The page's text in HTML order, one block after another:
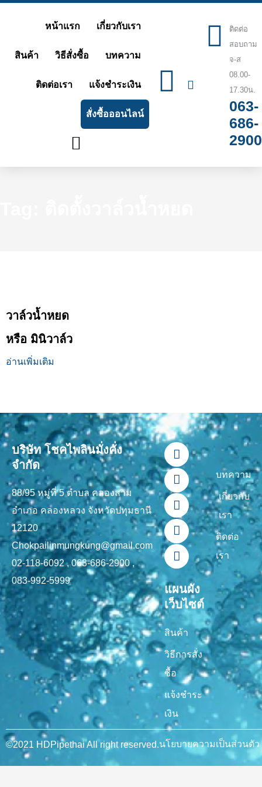
content
หน้าแรก เกี่ยวกับเรา
สินค้า วิธีสั่งซื้อ บทความ
ติดต่อเรา แจ้งชำระเงิน
สั่งซื้อออนไลน์
ติดต่อ
สอบถาม
จ-ส
08.00-
17.30น.
063-
686-
2900
วาล์วน้ำหยด
หรือ มินิวาล์ว
อ่านเพิ่มเติม
บริษัท โชคไพลินมั่งคั่ง
จำกัด
88/95 หมู่ที่ 5 ตำบล คลองสาม
อำเภอ คลองหลวง จังหวัดปทุมธานี
12120
Chokpailinmungkung@gmail.com
02-118-6092 , 063-686-2900 ,
083-992-5999
F
a
c
e
b
o
o
k
-
f
L
i
n
e
Y
o
u
t
u
b
e
T
i
k
t
o
k
I
n
s
t
a
g
r
a
m
แผนผัง
เว็บไซต์
สินค้า
วิธีการสั่ง
ซื้อ
แจ้งชำระ
เงิน
บทความ
เกี่ยวกับ
เรา
ติดต่อ
เรา
©2021 HDPipethai All right reserved.นโยบายความเป็นส่วนตัว